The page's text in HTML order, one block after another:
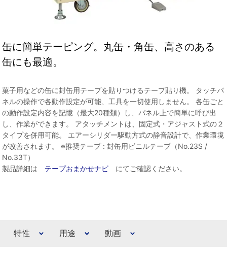
缶に簡単テーピング。丸缶・角缶、高さのある
缶にも最適。
菓子用などの缶に封缶用テープを貼りつけるテープ貼り機。 タッチパ
ネルの操作で各動作設定が可能、工具を一切使用しません。 各缶ごと
の動作設定内容を記憶（最大20種類）し、パネル上で簡単に呼び出
し、作業ができます。 アタッチメントは、固定式・アジャスト式の２
タイプを併用可能。 エアーシリダー駆動方式の静音設計で、作業環境
が改善されます。 ※推奨テープ : 封缶用ビニルテープ（No.23S /
No.33T）
製品詳細は テープおまかせナビ にてご確認ください。
特性 用途 動画